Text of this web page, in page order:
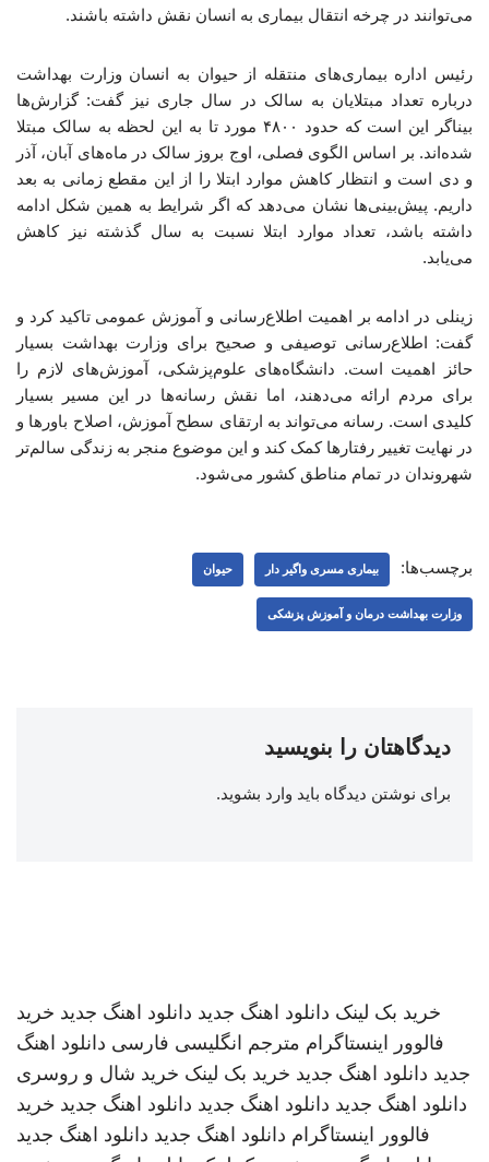
می‌توانند در چرخه انتقال بیماری به انسان نقش داشته باشند.
رئیس اداره بیماری‌های منتقله از حیوان به انسان وزارت بهداشت
درباره تعداد مبتلایان به سالک در سال جاری نیز گفت: گزارش‌ها
بیناگر این است که حدود ۴۸۰۰ مورد تا به این لحظه به سالک مبتلا
شده‌اند. بر اساس الگوی فصلی، اوج بروز سالک در ماه‌های آبان، آذر
و دی است و انتظار کاهش موارد ابتلا را از این مقطع زمانی به بعد
داریم. پیش‌بینی‌ها نشان می‌دهد که اگر شرایط به همین شکل ادامه
داشته باشد، تعداد موارد ابتلا نسبت به سال گذشته نیز کاهش
می‌یابد.
زینلی در ادامه بر اهمیت اطلاع‌رسانی و آموزش عمومی تاکید کرد و
گفت: اطلاع‌رسانی توصیفی و صحیح برای وزارت بهداشت بسیار
حائز اهمیت است. دانشگاه‌های علوم‌پزشکی، آموزش‌های لازم را
برای مردم ارائه می‌دهند، اما نقش رسانه‌ها در این مسیر بسیار
کلیدی است. رسانه می‌تواند به ارتقای سطح آموزش، اصلاح باورها و
در نهایت تغییر رفتارها کمک کند و این موضوع منجر به زندگی سالم‌تر
شهروندان در تمام مناطق کشور می‌شود.
برچسب‌ها: بیماری مسری واگیر دار حیوان
وزارت بهداشت درمان و آموزش پزشکی
دیدگاهتان را بنویسید
برای نوشتن دیدگاه باید وارد بشوید.
خرید بک لینک دانلود اهنگ جدید دانلود اهنگ جدید خرید
فالوور اینستاگرام مترجم انگلیسی فارسی دانلود اهنگ
جدید دانلود اهنگ جدید خرید بک لینک خرید شال و روسری
دانلود اهنگ جدید دانلود اهنگ جدید دانلود اهنگ جدید خرید
فالوور اینستاگرام دانلود اهنگ جدید دانلود اهنگ جدید